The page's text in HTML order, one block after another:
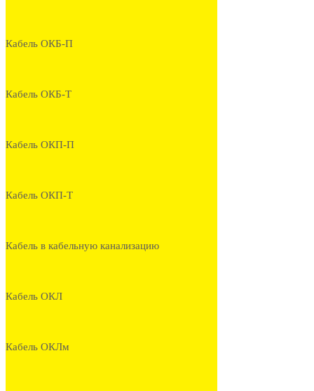
Кабель ОКБ-П
Кабель ОКБ-Т
Кабель ОКП-П
Кабель ОКП-Т
Кабель в кабельную канализацию
Кабель ОКЛ
Кабель ОКЛм